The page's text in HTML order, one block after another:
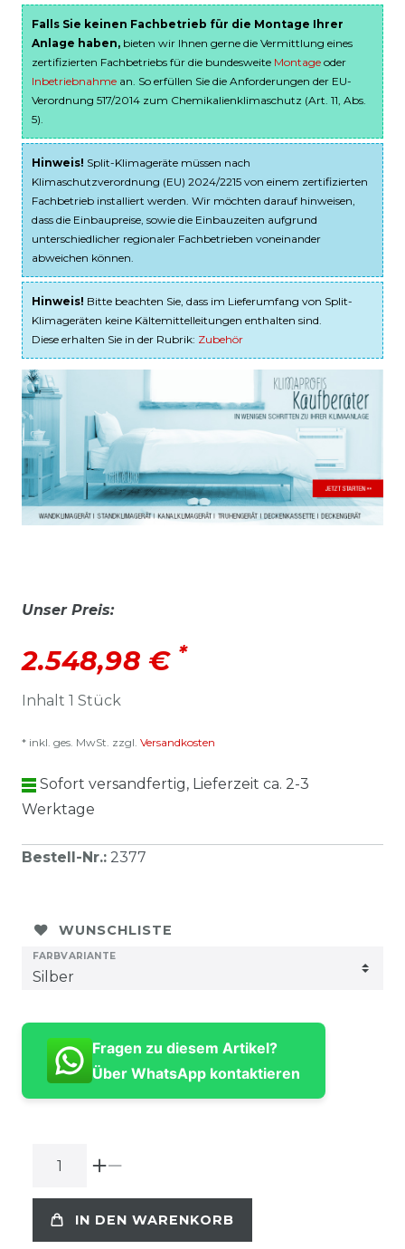
Falls Sie keinen Fachbetrieb für die Montage Ihrer
Anlage haben, bieten wir Ihnen gerne die Vermittlung eines
zertifizierten Fachbetriebs für die bundesweite Montage oder
Inbetriebnahme an. So erfüllen Sie die Anforderungen der EU-
Verordnung 517/2014 zum Chemikalienklimaschutz (Art. 11, Abs.
5).
Hinweis! Split-Klimageräte müssen nach
Klimaschutzverordnung (EU) 2024/2215 von einem zertifizierten
Fachbetrieb installiert werden. Wir möchten darauf hinweisen,
dass die Einbaupreise, sowie die Einbauzeiten aufgrund
unterschiedlicher regionaler Fachbetrieben voneinander
abweichen können.
Hinweis! Bitte beachten Sie, dass im Lieferumfang von Split-
Klimageräten keine Kältemittelleitungen enthalten sind.
Diese erhalten Sie in der Rubrik: Zubehör
Unser Preis:
2.548,98 € *
Inhalt 1 Stück
* inkl. ges. MwSt. zzgl. Versandkosten
Sofort versandfertig, Lieferzeit ca. 2-3
Werktage
Bestell-Nr.: 2377
WUNSCHLISTE
FARBVARIANTE
Fragen zu diesem Artikel?
Über WhatsApp kontaktieren
IN DEN WARENKORB